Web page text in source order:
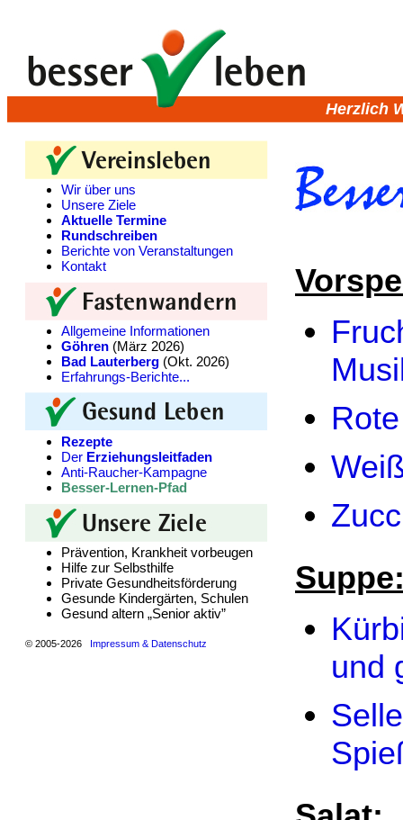
Herzlich
Wir über uns
Unsere Ziele
Aktuelle Termine
Rundschreiben
Berichte von Veranstaltungen
Kontakt
Allgemeine Informationen
Göhren (März 2026)
Bad Lauterberg (Okt. 2026)
Erfahrungs-Berichte...
Rezepte
Der Erziehungsleitfaden
Anti-Raucher-Kampagne
Besser-Lernen-Pfad
Prävention, Krankheit vorbeugen
Hilfe zur Selbsthilfe
Private Gesundheitsförderung
Gesunde Kindergärten, Schulen
Gesund altern „Senior aktiv”
© 2005-2026 Impressum & Datenschutz
und